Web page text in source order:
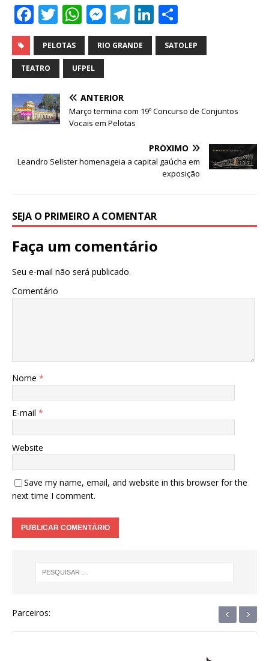
F
a
c
e
b
o
o
T
w
it
te
r
W
h
at
s
A
p
p
M
e
ss
n
g
e
T
el
e
m
Li
n
k
n
h
ar
PELOTAS RIO GRANDE SATOLEP
TEATRO UFPEL
ANTERIOR
Março termina com 19º Concurso de Conjuntos
Vocais em Pelotas
PRÓXIMO
Leandro Selister homenageia a capital gaúcha em
exposição
SEJA O PRIMEIRO A COMENTAR
Faça um comentário
Seu e-mail não será publicado.
Comentário
Nome *
E-mail *
Website
Save my name, email, and website in this browser for the
next time I comment.
Parceiros: ‹ ›